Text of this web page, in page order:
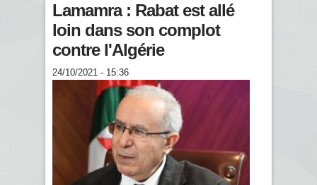
Lamamra : Rabat est allé
loin dans son complot
contre l'Algérie
24/10/2021 - 15:36